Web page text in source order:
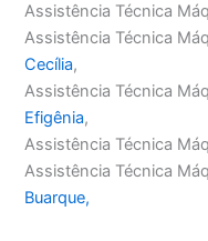
Assistência Técnica
Assistência Técnica
Cecília,
Assistência Técnica
Efigênia,
Assistência Técnica
Assistência Técnica
Buarque,